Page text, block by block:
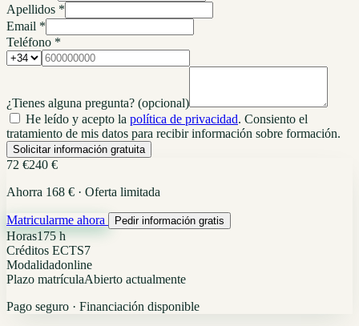
Apellidos *
Email *
Teléfono *
¿Tienes alguna pregunta? (opcional)
He leído y acepto la política de privacidad. Consiento el
tratamiento de mis datos para recibir información sobre formación.
Solicitar información gratuita
72 €240 €
Ahorra 168 € · Oferta limitada
Matricularme ahora Pedir información gratis
Horas175 h
Créditos ECTS7
Modalidadonline
Plazo matrículaAbierto actualmente
Pago seguro · Financiación disponible